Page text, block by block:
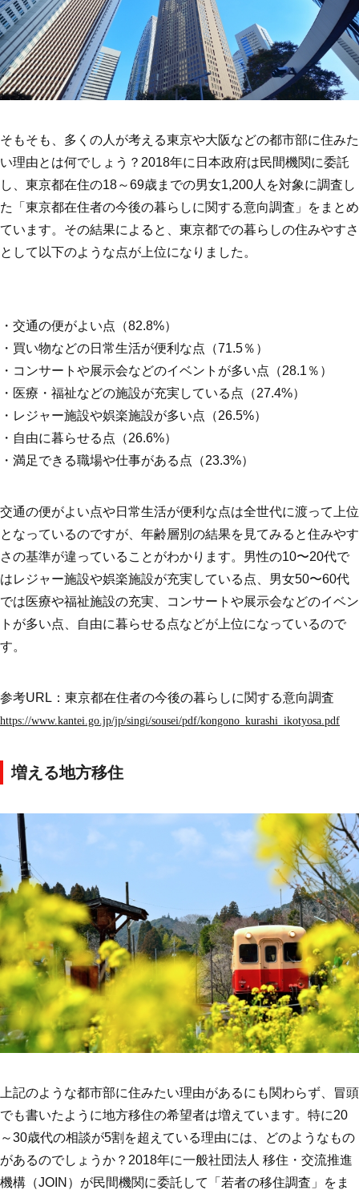
そもそも、多くの人が考える東京や大阪などの都市部に住みた
い理由とは何でしょう？2018年に日本政府は民間機関に委託
し、東京都在住の18～69歳までの男女1,200人を対象に調査し
た「東京都在住者の今後の暮らしに関する意向調査」をまとめ
ています。その結果によると、東京都での暮らしの住みやすさ
として以下のような点が上位になりました。
・交通の便がよい点（82.8%）
・買い物などの日常生活が便利な点（71.5％）
・コンサートや展示会などのイベントが多い点（28.1％）
・医療・福祉などの施設が充実している点（27.4%）
・レジャー施設や娯楽施設が多い点（26.5%）
・自由に暮らせる点（26.6%）
・満足できる職場や仕事がある点（23.3%）
交通の便がよい点や日常生活が便利な点は全世代に渡って上位
となっているのですが、年齢層別の結果を見てみると住みやす
さの基準が違っていることがわかります。男性の10〜20代で
はレジャー施設や娯楽施設が充実している点、男女50〜60代
では医療や福祉施設の充実、コンサートや展示会などのイベン
トが多い点、自由に暮らせる点などが上位になっているので
す。
参考URL：東京都在住者の今後の暮らしに関する意向調査
https://www.kantei.go.jp/jp/singi/sousei/pdf/kongono_kurashi_ikotyosa.pdf
増える地方移住
上記のような都市部に住みたい理由があるにも関わらず、冒頭
でも書いたように地方移住の希望者は増えています。特に20
～30歳代の相談が5割を超えている理由には、どのようなもの
があるのでしょうか？2018年に一般社団法人 移住・交流推進
機構（JOIN）が民間機関に委託して「若者の移住調査」をま